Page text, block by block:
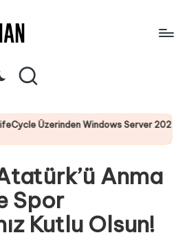
Üzerinden Windows Server 2025 İşletim
Anma
Spor
Kutlu Olsun!